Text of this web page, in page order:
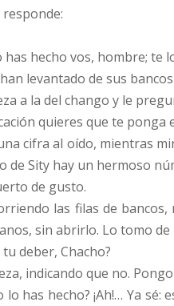
responde:
has hecho vos, hombre; te
levantado de sus
a la del chango y le
quieres que te ponga
cifra al oído, mientras
de Sity hay un hermoso
de gusto.
las filas de
sin abrirlo. Lo tomo
deber, Chacho?
indicando que no.
has hecho? ¡Ah!… Ya